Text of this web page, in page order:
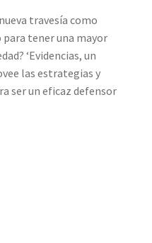
travesía como
para tener una mayor
‘Evidencias, un
las estrategias y
ser un eficaz defensor